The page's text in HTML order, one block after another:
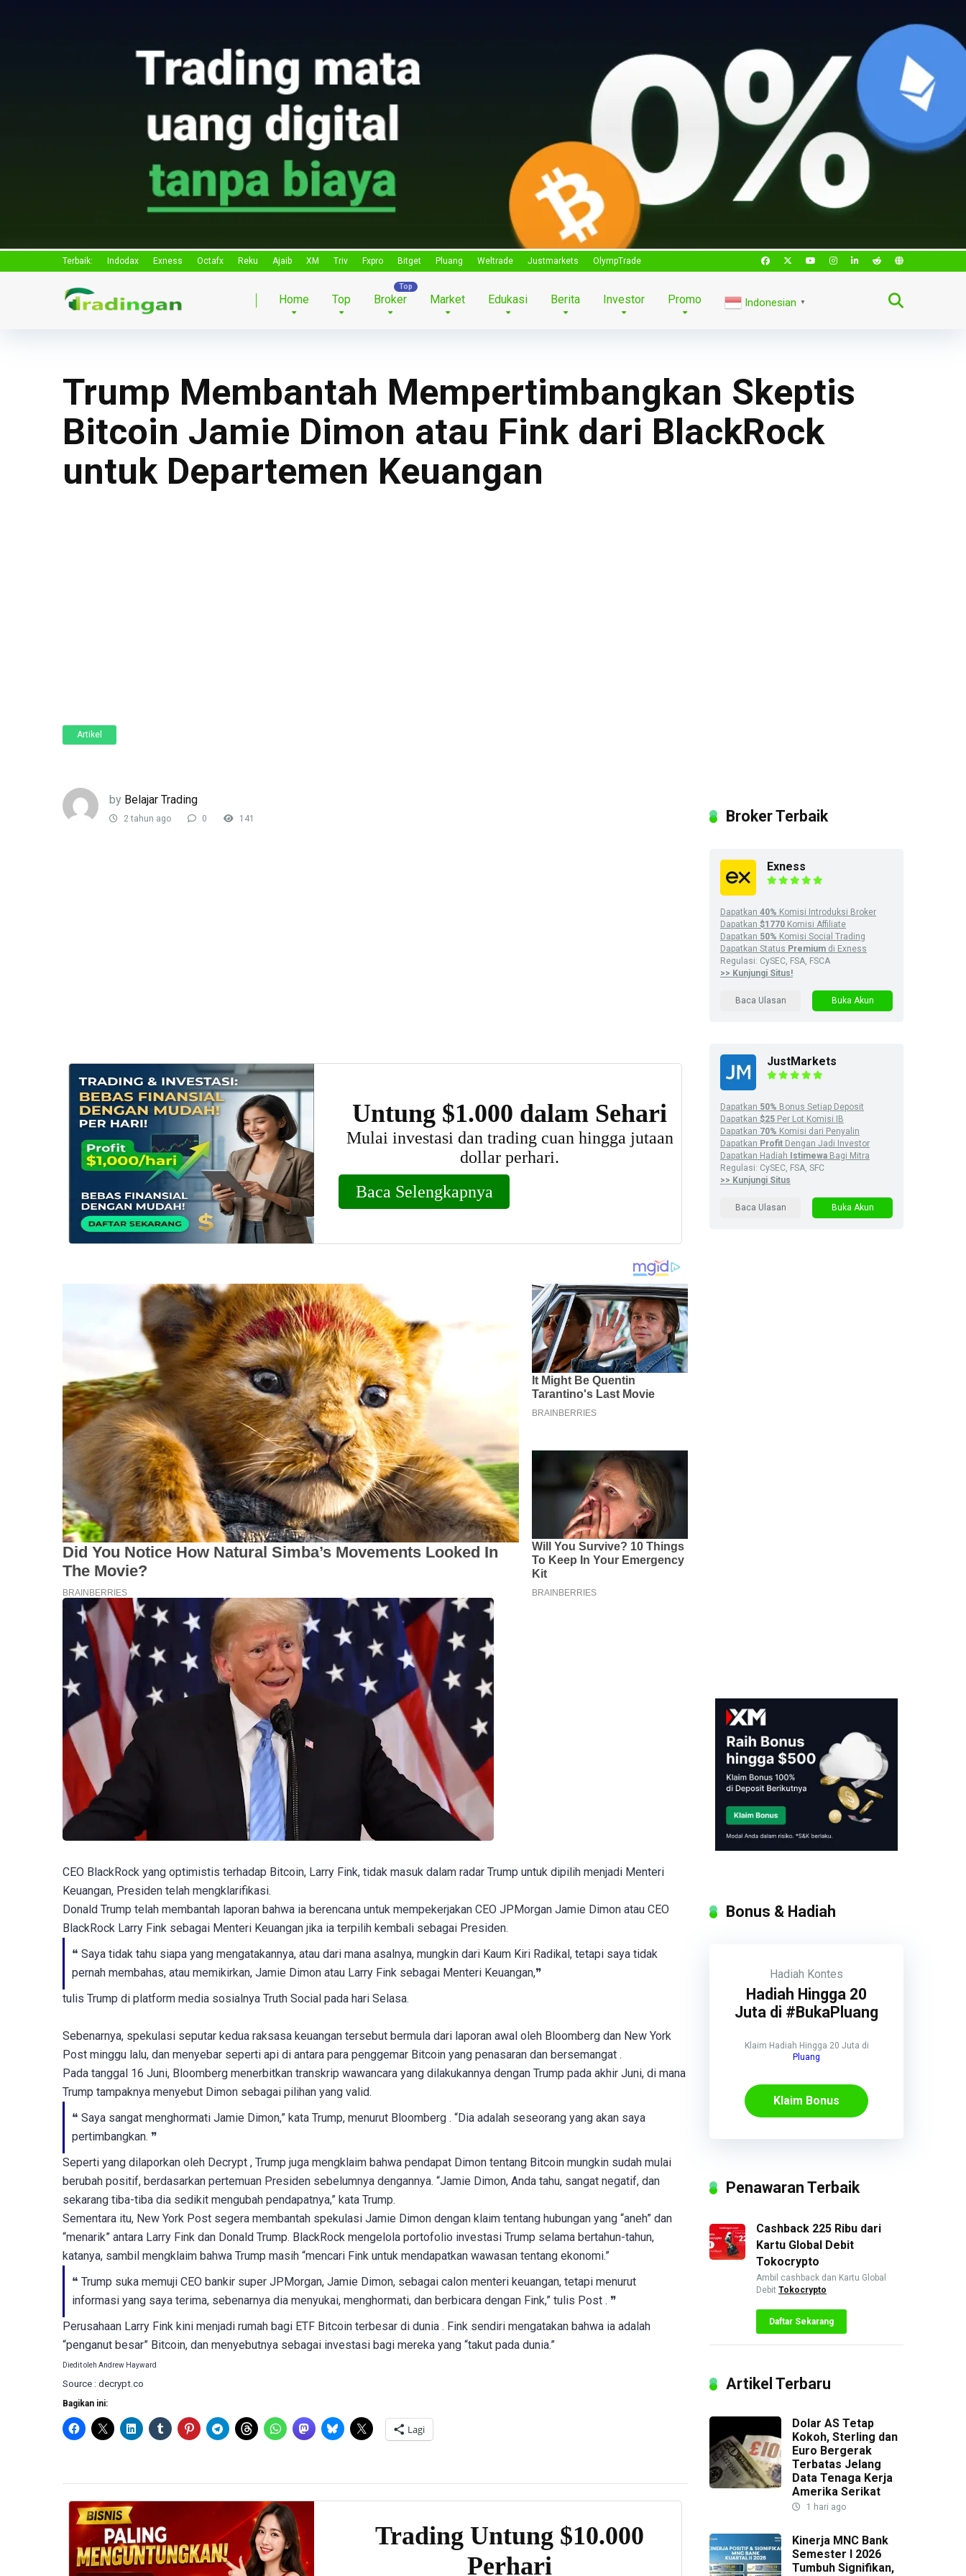
Terbaik: Indodax Exness Octafx Reku Ajaib XM Triv Fxpro Bitget Pluang Weltrade Justmarkets OlympTrade
Home Top Broker Market Edukasi Berita Investor Promo Indonesian ▼
Trump Membantah Mempertimbangkan Skeptis
Bitcoin Jamie Dimon atau Fink dari BlackRock
untuk Departemen Keuangan
Artikel
by Belajar Trading
2 tahun ago 0 141
CEO BlackRock yang optimistis terhadap Bitcoin, Larry Fink, tidak masuk dalam radar Trump untuk dipilih menjadi Menteri
Keuangan, Presiden telah mengklarifikasi.
Donald Trump telah membantah laporan bahwa ia berencana untuk mempekerjakan CEO JPMorgan Jamie Dimon atau CEO
BlackRock Larry Fink sebagai Menteri Keuangan jika ia terpilih kembali sebagai Presiden.
❝ Saya tidak tahu siapa yang mengatakannya, atau dari mana asalnya, mungkin dari Kaum Kiri Radikal, tetapi saya tidak
pernah membahas, atau memikirkan, Jamie Dimon atau Larry Fink sebagai Menteri Keuangan,❞
tulis Trump di platform media sosialnya Truth Social pada hari Selasa.
Sebenarnya, spekulasi seputar kedua raksasa keuangan tersebut bermula dari laporan awal oleh Bloomberg dan New York
Post minggu lalu, dan menyebar seperti api di antara para penggemar Bitcoin yang penasaran dan bersemangat .
Pada tanggal 16 Juni, Bloomberg menerbitkan transkrip wawancara yang dilakukannya dengan Trump pada akhir Juni, di mana
Trump tampaknya menyebut Dimon sebagai pilihan yang valid.
❝ Saya sangat menghormati Jamie Dimon,” kata Trump, menurut Bloomberg . “Dia adalah seseorang yang akan saya
pertimbangkan. ❞
Seperti yang dilaporkan oleh Decrypt , Trump juga mengklaim bahwa pendapat Dimon tentang Bitcoin mungkin sudah mulai
berubah positif, berdasarkan pertemuan Presiden sebelumnya dengannya. “Jamie Dimon, Anda tahu, sangat negatif, dan
sekarang tiba-tiba dia sedikit mengubah pendapatnya,” kata Trump.
Sementara itu, New York Post segera membantah spekulasi Jamie Dimon dengan klaim tentang hubungan yang “aneh” dan
“menarik” antara Larry Fink dan Donald Trump. BlackRock mengelola portofolio investasi Trump selama bertahun-tahun,
katanya, sambil mengklaim bahwa Trump masih “mencari Fink untuk mendapatkan wawasan tentang ekonomi.”
❝ Trump suka memuji CEO bankir super JPMorgan, Jamie Dimon, sebagai calon menteri keuangan, tetapi menurut
informasi yang saya terima, sebenarnya dia menyukai, menghormati, dan berbicara dengan Fink,” tulis Post . ❞
Perusahaan Larry Fink kini menjadi rumah bagi ETF Bitcoin terbesar di dunia . Fink sendiri mengatakan bahwa ia adalah
“penganut besar” Bitcoin, dan menyebutnya sebagai investasi bagi mereka yang “takut pada dunia.”
Diedit oleh Andrew Hayward
Source : decrypt.co
Bagikan ini:
Lagi
Broker Terbaik
Exness
Dapatkan 40% Komisi Introduksi Broker
Dapatkan $1770 Komisi Affiliate
Dapatkan 50% Komisi Social Trading
Dapatkan Status Premium di Exness
Regulasi: CySEC, FSA, FSCA
>> Kunjungi Situs!
Baca Ulasan Buka Akun
JustMarkets
Dapatkan 50% Bonus Setiap Deposit
Dapatkan $25 Per Lot Komisi IB
Dapatkan 70% Komisi dari Penyalin
Dapatkan Profit Dengan Jadi Investor
Dapatkan Hadiah
Istimewa Bagi Mitra
Regulasi: CySEC, FSA, SFC
>> Kunjungi Situs
Baca Ulasan Buka Akun
Bonus & Hadiah
Hadiah Kontes
Hadiah Hingga 20
Juta di #BukaPluang
Klaim Hadiah Hingga 20 Juta di
Pluang
Klaim Bonus
Penawaran Terbaik
Cashback 225 Ribu dari
Kartu Global Debit
Tokocrypto
Ambil cashback dan Kartu Global
Debit Tokocrypto
Daftar Sekarang
Artikel Terbaru
Dolar AS Tetap
Kokoh, Sterling dan
Euro Bergerak
Terbatas Jelang
Data Tenaga Kerja
Amerika Serikat
1 hari ago
Kinerja MNC Bank
Semester I 2026
Tumbuh Signifikan,